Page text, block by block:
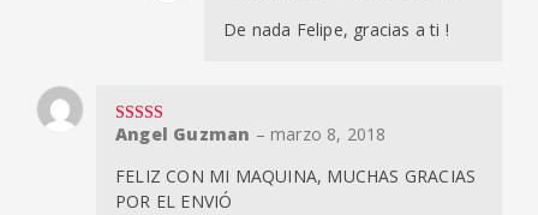
De nada Felipe, gracias a ti !
Valorado en
Angel Guzman – marzo 8, 2018
FELIZ CON MI MAQUINA, MUCHAS GRACIAS
POR EL ENVIÓ